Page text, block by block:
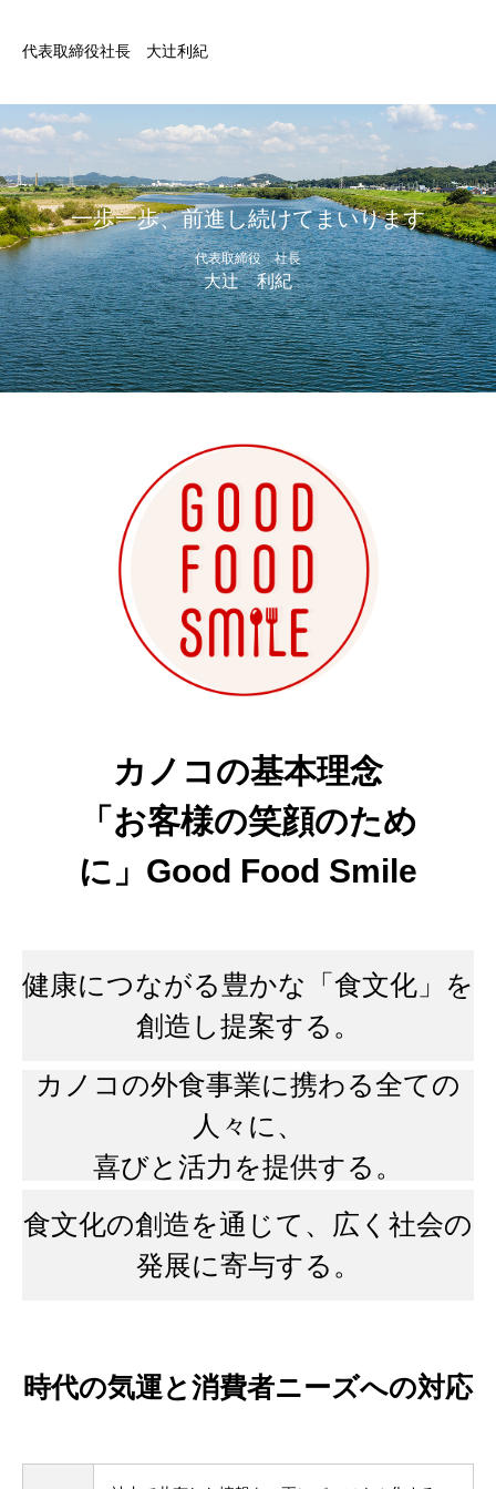
代表取締役社長 大辻利紀
一歩一歩、前進し続けてまいります
代表取締役 社長
大辻 利紀
カノコの基本理念
「お客様の笑顔のため
に」Good Food Smile
健康につながる豊かな「食文化」を
創造し提案する。
カノコの外食事業に携わる全ての
人々に、
喜びと活力を提供する。
食文化の創造を通じて、広く社会の
発展に寄与する。
時代の気運と消費者ニーズへの対応